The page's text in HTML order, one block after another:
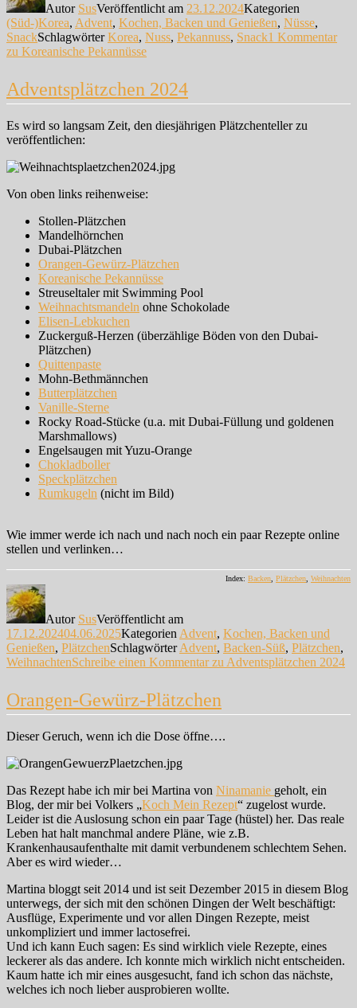
Autor SusVeröffentlicht am 23.12.2024Kategorien
(Süd-)Korea, Advent, Kochen, Backen und Genießen, Nüsse,
SnackSchlagwörterKorea, Nuss, Pekannuss, Snack1 Kommentar
zu Koreanische Pekannüsse
Adventsplätzchen 2024
Es wird so langsam Zeit, den diesjährigen Plätzchenteller zu
veröffentlichen:
Von oben links reihenweise:
Stollen-Plätzchen
Mandelhörnchen
Dubai-Plätzchen
Orangen-Gewürz-Plätzchen
Koreanische Pekannüsse
Streuseltaler mit Swimming Pool
Weihnachtsmandeln ohne Schokolade
Elisen-Lebkuchen
Zuckerguß-Herzen (überzählige Böden von den Dubai-
Plätzchen)
Quittenpaste
Mohn-Bethmännchen
Butterplätzchen
Vanille-Sterne
Rocky Road-Stücke (u.a. mit Dubai-Füllung und goldenen
Marshmallows)
Engelsaugen mit Yuzu-Orange
Chokladboller
Speckplätzchen
Rumkugeln (nicht im Bild)
Wie immer werde ich nach und nach noch ein paar Rezepte online
stellen und verlinken…
Index: Backen Plätzchen Weihnachten
Autor SusVeröffentlicht am
17.12.202404.06.2025Kategorien Advent, Kochen, Backen und
Genießen, PlätzchenSchlagwörterAdvent, Backen-Süß, Plätzchen,
WeihnachtenSchreibe einen Kommentarzu Adventsplätzchen 2024
Orangen-Gewürz-Plätzchen
Dieser Geruch, wenn ich die Dose öffne….
Das Rezept habe ich mir bei Martina von Ninamanie geholt, ein
Blog, der mir bei Volkers „Koch Mein Rezept“ zugelost wurde.
Leider ist die Auslosung schon ein paar Tage (hüstel) her. Das reale
Leben hat halt manchmal andere Pläne, wie z.B.
Krankenhausaufenthalte mit damit verbundenem schlechtem Sehen.
Aber es wird wieder…
Martina bloggt seit 2014 und ist seit Dezember 2015 in diesem Blog
unterwegs, der sich mit den schönen Dingen der Welt beschäftigt:
Ausflüge, Experimente und vor allen Dingen Rezepte, meist
unkompliziert und immer lactosefrei.
Und ich kann Euch sagen: Es sind wirklich viele Rezepte, eines
leckerer als das andere. Ich konnte mich wirklich nicht entscheiden.
Kaum hatte ich mir eines ausgesucht, fand ich schon das nächste,
welches ich noch lieber ausprobieren wollte.